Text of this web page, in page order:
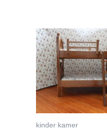
kinder kamer